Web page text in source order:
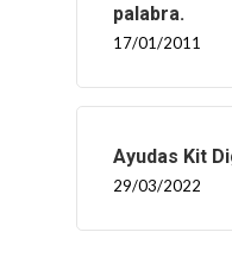
palabra.
17/01/2011
Ayudas Kit
29/03/2022